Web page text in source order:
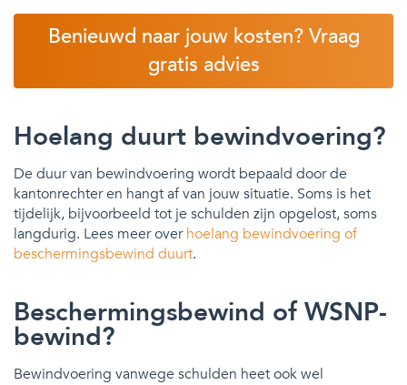
Benieuwd naar jouw kosten? Vraag
gratis advies
Hoelang duurt bewindvoering?
De duur van bewindvoering wordt bepaald door de
kantonrechter en hangt af van jouw situatie. Soms is het
tijdelijk, bijvoorbeeld tot je schulden zijn opgelost, soms
langdurig. Lees meer overhoelang bewindvoering of
beschermingsbewind duurt.
Beschermingsbewind of WSNP-
bewind?
Bewindvoering vanwege schulden heet ook wel